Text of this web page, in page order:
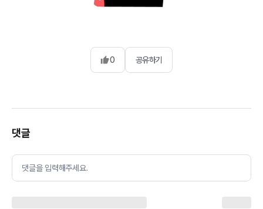
0 공유하기
댓글
댓글을 입력해주세요.